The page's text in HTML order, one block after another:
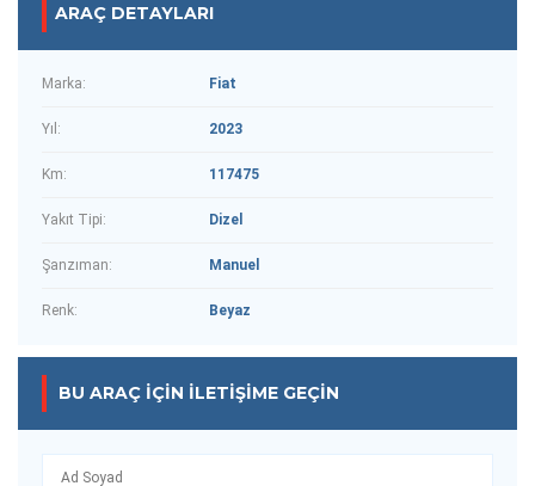
ARAÇ DETAYLARI
Marka: Fiat
Yıl: 2023
Km: 117475
Yakıt Tipi: Dizel
Şanzıman: Manuel
Renk: Beyaz
BU ARAÇ IÇIN İLETIŞIME GEÇIN